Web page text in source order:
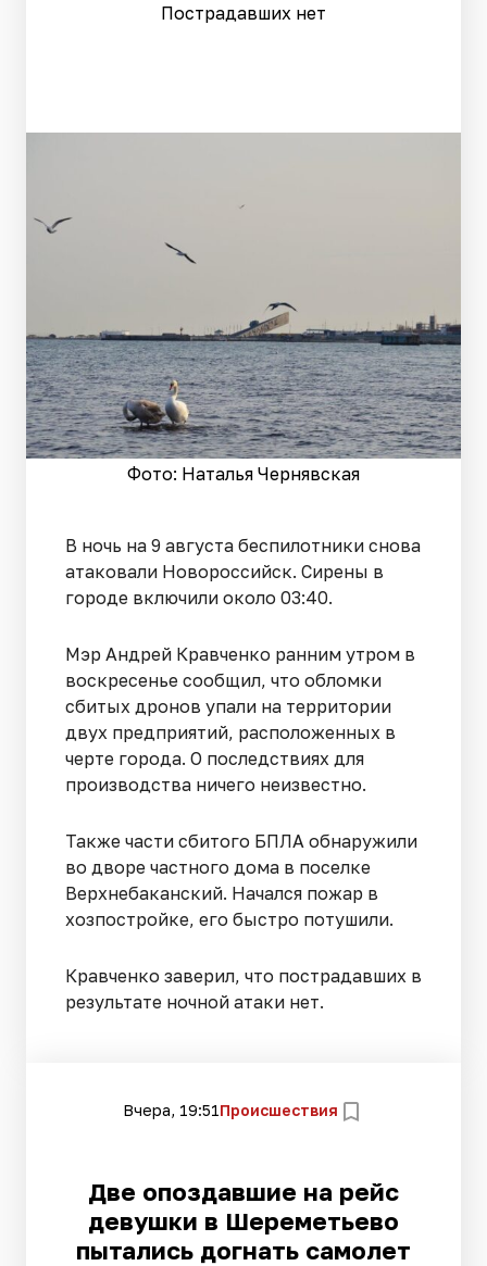
Пострадавших нет
Фото: Наталья Чернявская
В ночь на 9 августа беспилотники снова
атаковали Новороссийск. Сирены в
городе включили около 03:40.
Мэр Андрей Кравченко ранним утром в
воскресенье сообщил, что обломки
сбитых дронов упали на территории
двух предприятий, расположенных в
черте города. О последствиях для
производства ничего неизвестно.
Также части сбитого БПЛА обнаружили
во дворе частного дома в поселке
Верхнебаканский. Начался пожар в
хозпостройке, его быстро потушили.
Кравченко заверил, что пострадавших в
результате ночной атаки нет.
Вчера, 19:51Происшествия
Две опоздавшие на рейс
девушки в Шереметьево
пытались догнать самолет